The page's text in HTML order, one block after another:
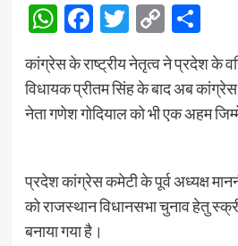
WhatsApp
Facebook
Twitter
Copy
Link
कांग्रेस के राष्ट्रीय नेतृत्व ने प्रदेश के
विधायक प्रीतम सिंह के बाद अब कांग्रेस
नेता गणेश गोदियाल को भी एक अहम
प्रदेश कांग्रेस कमेटी के पूर्व अध्यक्ष
को राजस्थान विधानसभा चुनाव हेतु
बनाया गया है।